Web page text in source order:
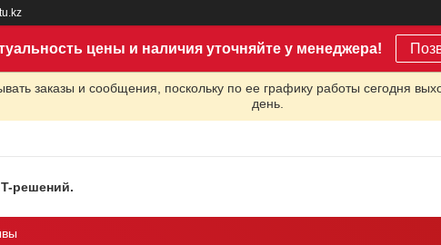
цены и наличия уточняйте у менеджера!
заказы и сообщения, поскольку по ее графику работы сегодня
день.
решений.